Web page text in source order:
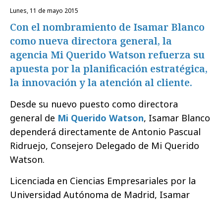
lunes, 11 de mayo 2015
Con el nombramiento de Isamar Blanco
como nueva directora general, la
agencia Mi Querido Watson refuerza su
apuesta por la planificación estratégica,
la innovación y la atención al cliente.
Desde su nuevo puesto como directora
general de Mi Querido Watson, Isamar Blanco
dependerá directamente de Antonio Pascual
Ridruejo, Consejero Delegado de Mi Querido
Watson.
Licenciada en Ciencias Empresariales por la
Universidad Autónoma de Madrid, Isamar